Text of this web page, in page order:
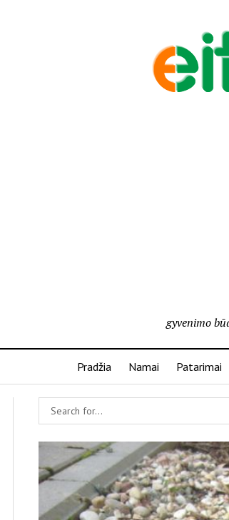
gyvenimo
Pradžia Namai Patarimai